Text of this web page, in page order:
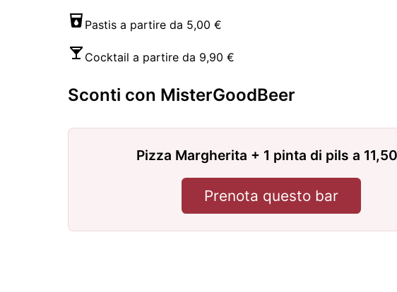
Pastis a partire da 5,00 €
Cocktail a partire da 9,90 €
Sconti con MisterGoodBeer
Pizza Margherita + 1 pinta di pils a
Prenota questo bar